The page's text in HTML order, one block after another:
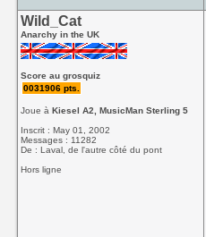
Wild_Cat
Anarchy in the UK
Score au grosquiz
0031906 pts.
Joue àKiesel A2, MusicMan Sterling 5
Inscrit : May 01, 2002
Messages : 11282
De : Laval, de l'autre côté du pont
Hors ligne